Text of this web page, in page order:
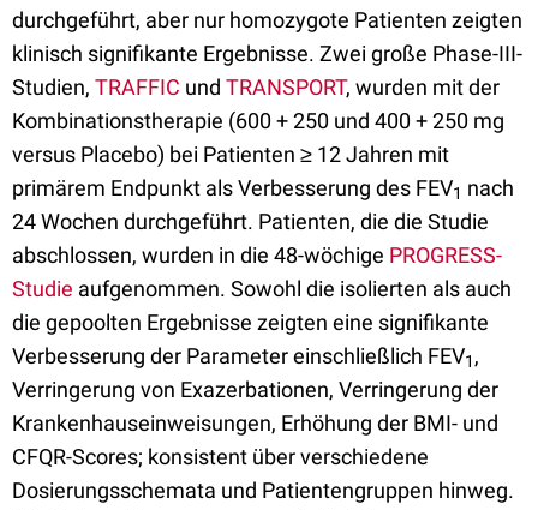
durchgeführt, aber nur homozygote Patienten zeigten
klinisch signifikante Ergebnisse. Zwei große Phase-III-
Studien, TRAFFIC und TRANSPORT, wurden mit der
Kombinationstherapie (600 + 250 und 400 + 250 mg
versus Placebo) bei Patienten ≥ 12 Jahren mit
primärem Endpunkt als Verbesserung des FEV1 nach
24 Wochen durchgeführt. Patienten, die die Studie
abschlossen, wurden in die 48-wöchige PROGRESS-
Studie aufgenommen. Sowohl die isolierten als auch
die gepoolten Ergebnisse zeigten eine signifikante
Verbesserung der Parameter einschließlich FEV1 ,
Verringerung von Exazerbationen, Verringerung der
Krankenhauseinweisungen, Erhöhung der BMI- und
CFQR-Scores; konsistent über verschiedene
Dosierungsschemata und Patientengruppen hinweg.